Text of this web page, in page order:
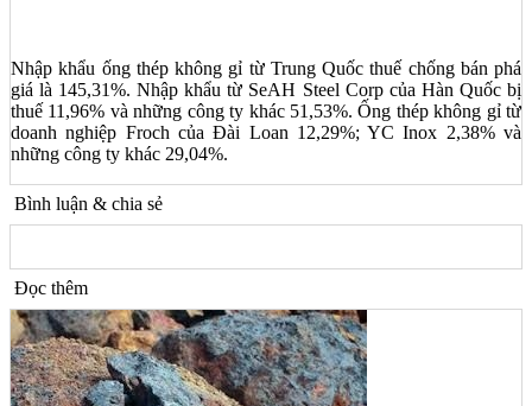
Nhập khẩu ống thép không gỉ từ Trung Quốc thuế chống bán phá
giá là 145,31%. Nhập khẩu từ SeAH Steel Corp của Hàn Quốc bị
thuế 11,96% và những công ty khác 51,53%. Ống thép không gỉ từ
doanh nghiệp Froch của Đài Loan 12,29%; YC Inox 2,38% và
những công ty khác 29,04%.
Bình luận & chia sẻ
Đọc thêm